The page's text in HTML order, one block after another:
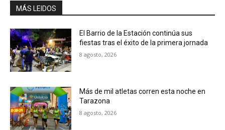
MÁS LEIDOS
El Barrio de la Estación continúa sus
fiestas tras el éxito de la primera jornada
8 agosto, 2026
Más de mil atletas corren esta noche en
Tarazona
8 agosto, 2026